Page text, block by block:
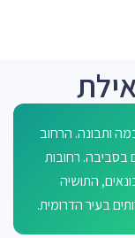
ותבונה. הרחוב
ומסחר עם כ-1,299 עסקים בסביבה. רחובות
התושיה
בעיר הדרומית.